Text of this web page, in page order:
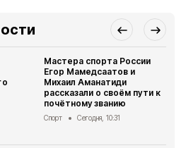
Мастера спорта России
Егор Мамедсаатов и
Михаил Аманатиди
рассказали о своём пути к
почётному званию
Спорт Сегодня, 10:31